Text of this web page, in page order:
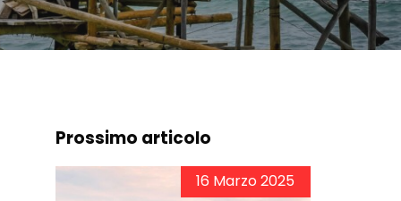
Prossimo articolo
16 Marzo 2025